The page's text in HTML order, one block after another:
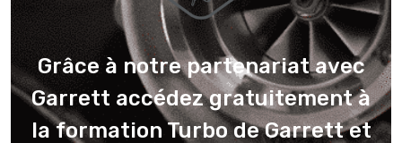
Grâce à notre partenariat avec
Garrett accédez gratuitement à
la formation Turbo de Garrett et